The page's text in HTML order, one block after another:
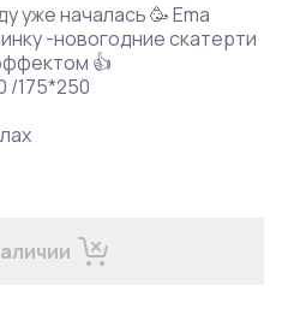
уже началась 🥳 Ema
-новогодние скатерти
👍
/175*250